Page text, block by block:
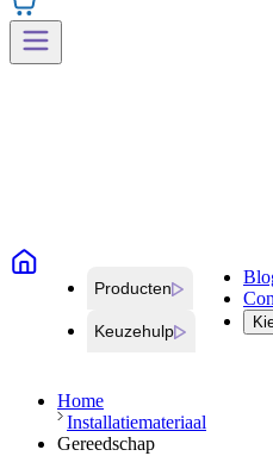
Producten
Keuzehulp
Home
Installatiemateriaal
Gereedschap